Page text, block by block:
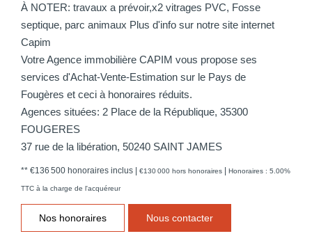
À NOTER: travaux a prévoir,x2 vitrages PVC, Fosse
septique, parc animaux Plus d'info sur notre site internet
Capim
Votre Agence immobilière CAPIM vous propose ses
services d'Achat-Vente-Estimation sur le Pays de
Fougères et ceci à honoraires réduits.
Agences situées: 2 Place de la République, 35300
FOUGERES
37 rue de la libération, 50240 SAINT JAMES
** €136 500 honoraires inclus | €130 000 hors honoraires | Honoraires : 5.00%
TTC à la charge de l'acquéreur
Nos honoraires Nous contacter